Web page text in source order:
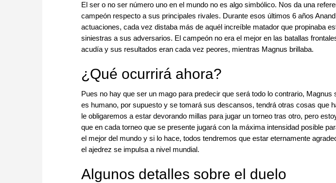
El ser o no ser número uno en el mundo no es algo simbólico. Nos da una
campeón respecto a sus principales rivales. Durante esos últimos 6 años
actuaciones, cada vez distaba más de aquél increíble matador que propinaba
siniestras a sus adversarios. El campeón no era el mejor en las batallas
acudía y sus resultados eran cada vez peores, mientras Magnus brillaba.
¿Qué ocurrirá ahora?
Pues no hay que ser un mago para predecir que será todo lo contrario, Magnus
es humano, por supuesto y se tomará sus descansos, tendrá otras cosas que
le obligaremos a estar devorando millas para jugar un torneo tras otro, pero
que en cada torneo que se presente jugará con la máxima intensidad posible
el mejor del mundo y si lo hace, todos tendremos que estar eternamente
el ajedrez se impulsa a nivel mundial.
Algunos detalles sobre el duelo